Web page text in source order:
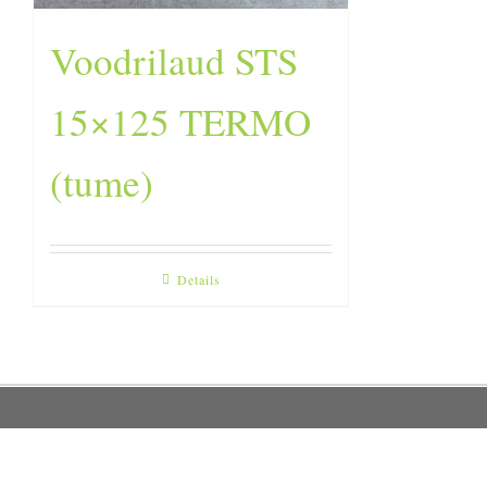
Voodrilaud STS
15×125 TERMO
(tume)
Details